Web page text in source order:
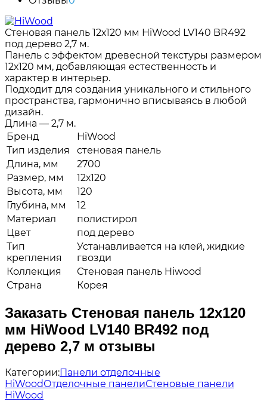
Стеновая панель 12х120 мм HiWood LV140 BR492
под дерево 2,7 м.
Панель с эффектом древесной текстуры размером
12х120 мм, добавляющая естественность и
характер в интерьер.
Подходит для создания уникального и стильного
пространства, гармонично вписываясь в любой
дизайн.
Длина — 2,7 м.
Бренд
HiWood
Тип изделия
стеновая панель
Длина, мм
2700
Размер, мм
12х120
Высота, мм
120
Глубина, мм
12
Материал
полистирол
Цвет
под дерево
Тип
крепления
Устанавливается на клей, жидкие
гвозди
Коллекция
Стеновая панель Hiwood
Страна
Корея
Заказать Стеновая панель 12х120
мм HiWood LV140 BR492 под
дерево 2,7 м отзывы
Категории:Панели отделочные
HiWoodОтделочные панелиСтеновые панели
HiWood